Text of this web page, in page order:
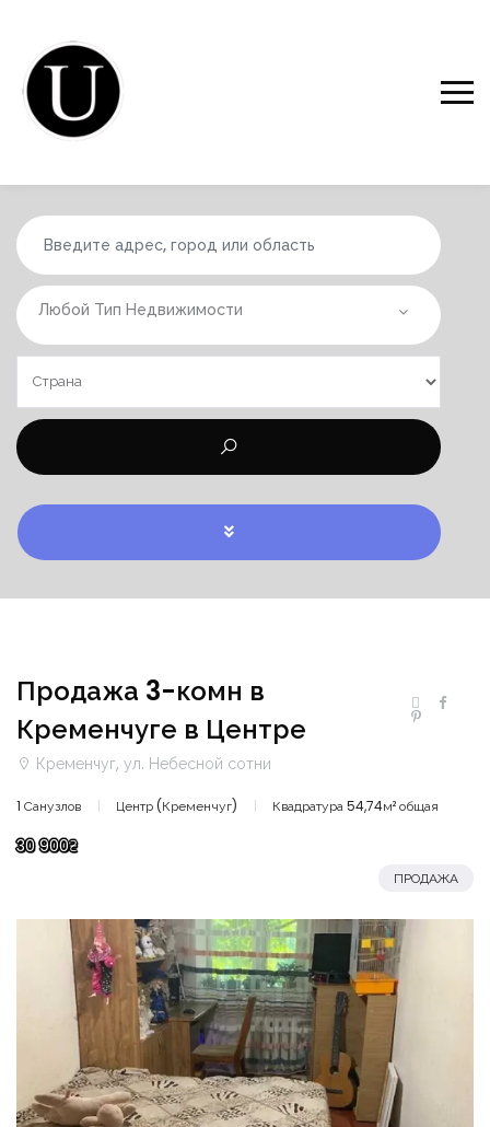
Любой Тип Недвижимости
Продажа 3-комн в
Кременчуге в Центре
Кременчуг, ул. Небесной сотни
1 Санузлов Центр (Кременчуг) Квадратура 54,74м² общая
30 900₴
ПРОДАЖА